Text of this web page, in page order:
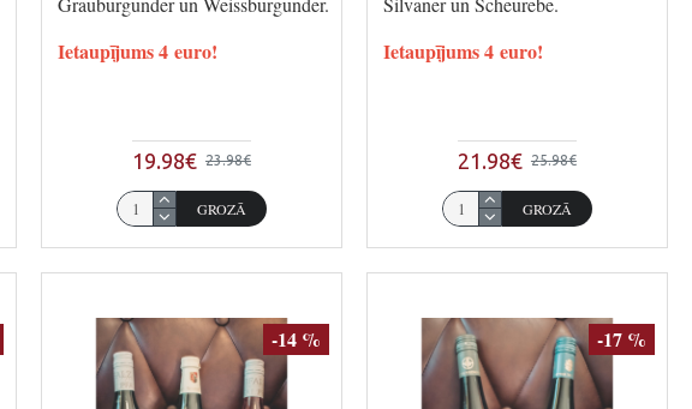
Ietaupījums 4 euro!
19.98€ 23.98€
GROZĀ
Ietaupījums 4 euro!
21.98€ 25.98€
GROZĀ
-14 % -17 %